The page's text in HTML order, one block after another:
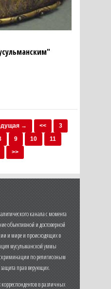
→ <<
3
9 10
11
>>
канала с момента
объективной и достоверной
и мире и происходящих в
мусульманской уммы
по религиозным
прав верующих.
в различных